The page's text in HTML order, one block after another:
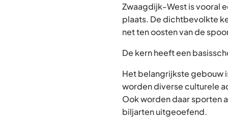
Zwaagdijk-West is vooral
plaats. De dichtbevolkte
net ten oosten van de
De kern heeft een
Het belangrijkste gebouw
worden diverse culturele
Ook worden daar sporten
biljarten uitgeoefend.